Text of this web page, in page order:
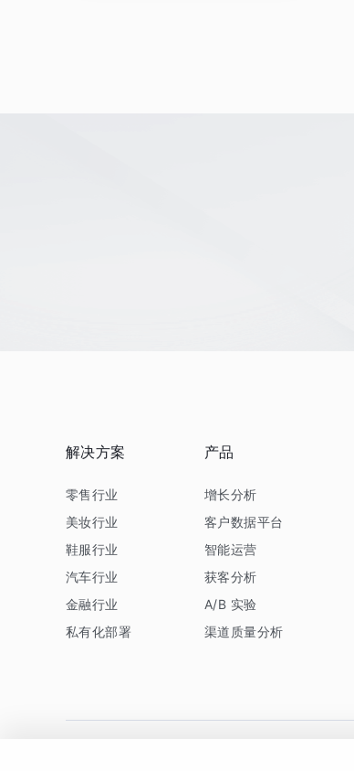
解决方案
零售行业
美妆行业
鞋服行业
汽车行业
金融行业
私有化部署
产品
增长分析
客户数据平台
智能运营
获客分析
A/B 实验
渠道质量分析